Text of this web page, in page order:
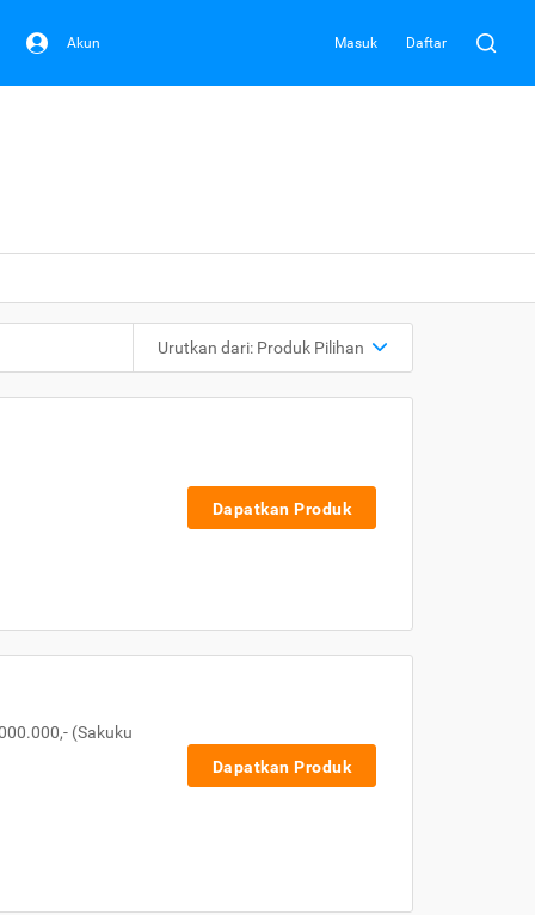
Akun Masuk Daftar
Urutkan dari: Produk Pilihan
Dapatkan Produk
(Sakuku
Dapatkan Produk